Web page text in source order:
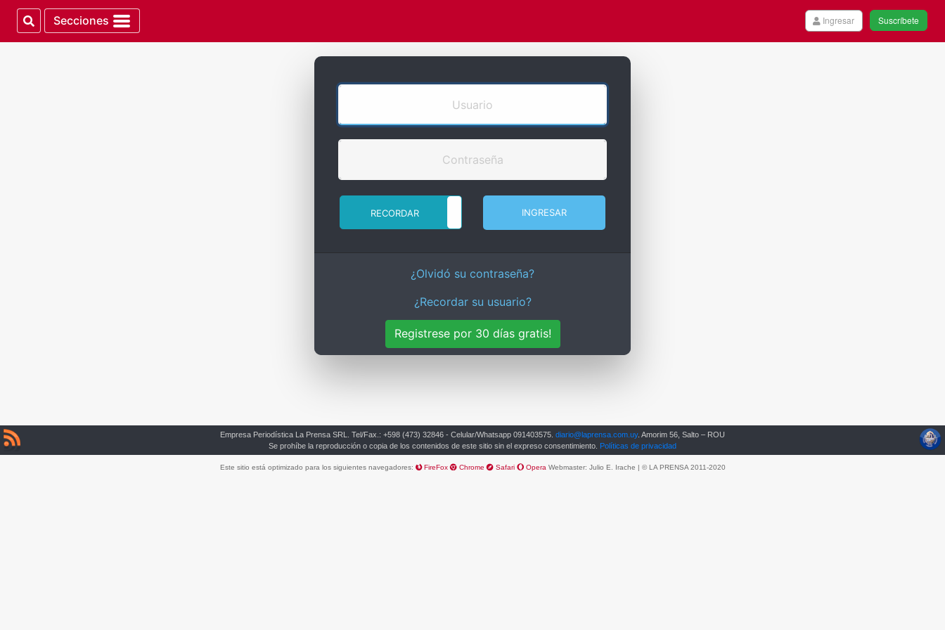
Secciones Suscríbete
Ingresar
RECORDAR NO RECORDAR
INGRESAR
¿Olvidó su contraseña?
¿Recordar su usuario?
Registrese por 30 días gratis!
Empresa Periodística La Prensa SRL. Tel/Fax.: +598 (473) 32846 - Celular/Whatsapp 091403575. diario@laprensa.com.uy. Amorim 56, Salto – ROU
Se prohíbe la reproducción o copia de los contenidos de este sitio sin el expreso consentimiento. Políticas de privacidad
Este sitio está optimizado para los siguientes navegadores: FireFox Chrome Safari Opera Webmaster: Julio E. Irache | © LA PRENSA 2011-2020